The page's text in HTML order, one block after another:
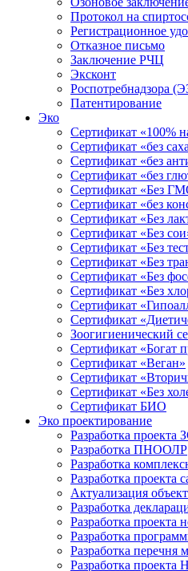
Протокол на
Регистрационное
Отказное письмо
Заключение РЧЦ
Эксконт
Роспотребнадзора
Патентирование
Эко
Сертификат «100%
Сертификат «без
Сертификат «без
Сертификат «без
Сертификат «Без
Сертификат «без
Сертификат «Без
Сертификат «Без
Сертификат «Без
Сертификат «Без
Сертификат «Без
Сертификат «Без
Сертификат
Сертификат
Зоогигиенический
Сертификат «Богат
Сертификат «Веган»
Сертификат
Сертификат «Без
Сертификат БИО
Эко проектирование
Разработка проекта
Разработка ПНООЛР
Разработка
Разработка
Актуализация
Разработка
Разработка
Разработка
Разработка
Разработка проекта